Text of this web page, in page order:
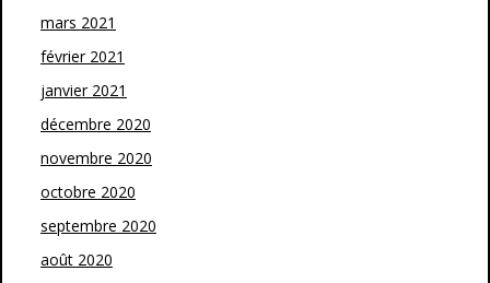
mars 2021
février 2021
janvier 2021
décembre 2020
novembre 2020
octobre 2020
septembre 2020
août 2020